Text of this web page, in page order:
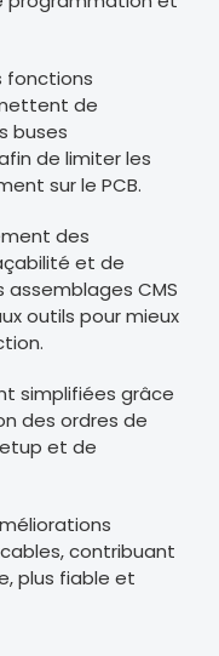
fonctions
de
buses
de limiter les
sur le PCB.
des
et de
CMS
outils pour mieux
simplifiées grâce
des ordres de
et de
contribuant
plus fiable et